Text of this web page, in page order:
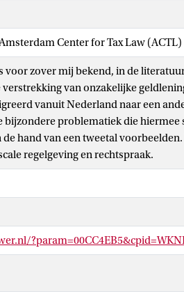
Center for Tax Law (ACTL)
voor zover mij bekend, in de
verstrekking van onzakelijke
vanuit Nederland naar een
bijzondere problematiek die
hand van een tweetal
regelgeving en rechtspraak.